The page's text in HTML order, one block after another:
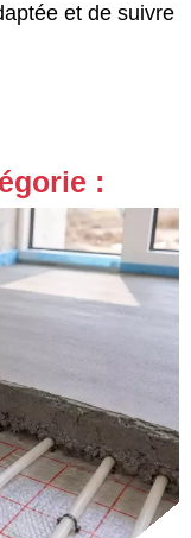
et de suivre
: